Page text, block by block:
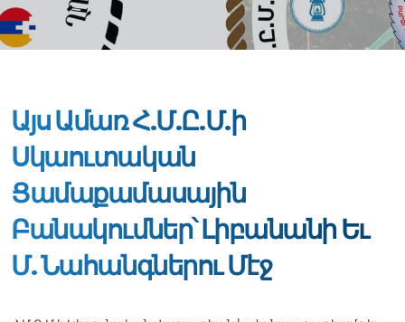
Այս Ամառ Հ.Մ.Ը.Մ.ի
Սկաուտական
Ցամաքամասային
Բանակումներ՝ Լիբանանի Եւ
Մ. Նահանգներու Մէջ